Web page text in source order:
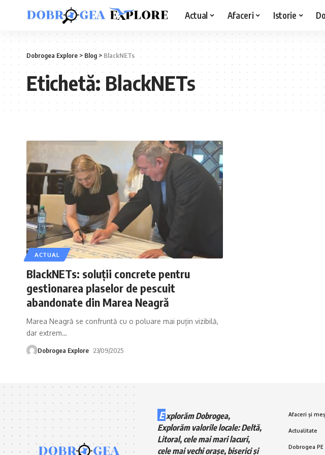
Actual Afaceri Istorie
Dobrogea Explore> Blog >BlackNETs
Etichetă:BlackNETs
ACTUAL
BlackNETs: soluții concrete pentru
gestionarea plaselor de pescuit
abandonate din Marea Neagră
Marea Neagră se confruntă cu o poluare mai puțin vizibilă,
dar extrem…
Dobrogea Explore 23/09/2025
E xplorăm Dobrogea,
Explorăm valorile locale: Deltă,
Litoral, cele mai mari lacuri,
cele mai vechi orașe, biserici și
Afaceri și
Actualitate
Dobrogea PE